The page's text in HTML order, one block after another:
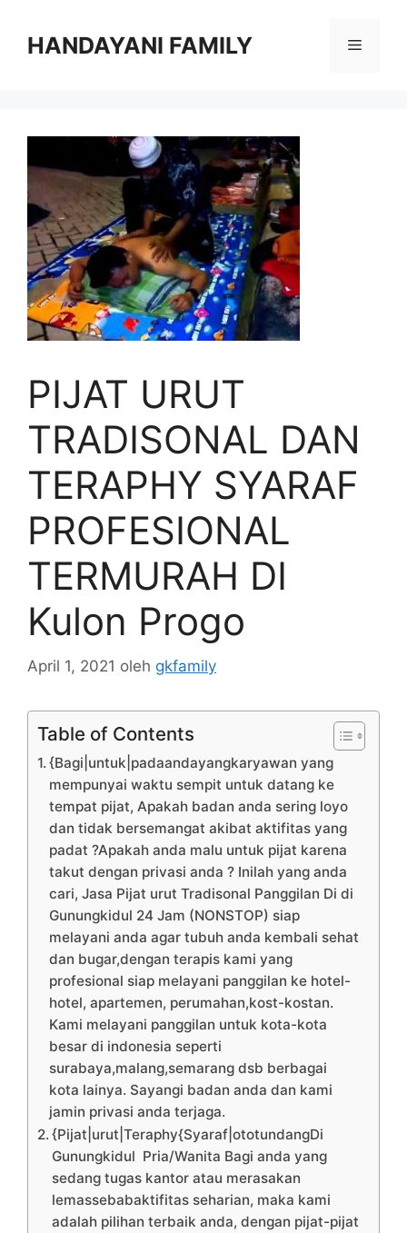
HANDAYANI FAMILY Menu
PIJAT URUT
TRADISONAL DAN
TERAPHY SYARAF
PROFESIONAL
TERMURAH DI
Kulon Progo
April 1, 2021 oleh gkfamily
Table of Contents
{Bagi|untuk|padaandayangkaryawan yang
mempunyai waktu sempit untuk datang ke
tempat pijat, Apakah badan anda sering loyo
dan tidak bersemangat akibat aktifitas yang
padat ?Apakah anda malu untuk pijat karena
takut dengan privasi anda ? Inilah yang anda
cari, Jasa Pijat urut Tradisonal Panggilan Di di
Gunungkidul 24 Jam (NONSTOP) siap
melayani anda agar tubuh anda kembali sehat
dan bugar,dengan terapis kami yang
profesional siap melayani panggilan ke hotel-
hotel, apartemen, perumahan,kost-kostan.
Kami melayani panggilan untuk kota-kota
besar di indonesia seperti
surabaya,malang,semarang dsb berbagai
kota lainya. Sayangi badan anda dan kami
jamin privasi anda terjaga.
{Pijat|urut|Teraphy{Syaraf|ototundangDi
Gunungkidul Pria/Wanita Bagi anda yang
sedang tugas kantor atau merasakan
lemassebabaktifitas seharian, maka kami
adalah pilihan terbaik anda, dengan pijat-pijat